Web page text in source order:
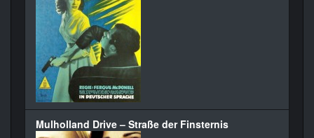
Mulholland Drive – Straße der Finsternis